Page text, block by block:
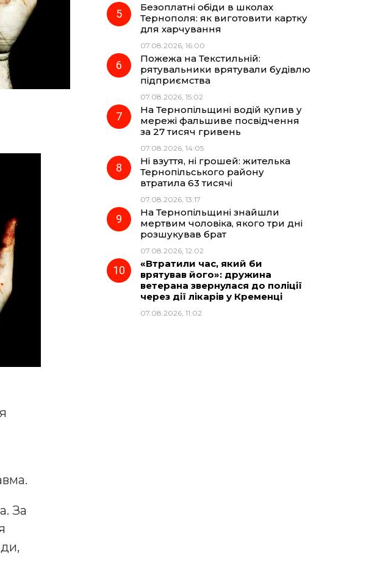
За
Безоплатні обіди в школах
Тернополя: як виготовити картку
для харчування
07.08.2026, 16:00
Пожежа на Текстильній:
рятувальники врятували будівлю
підприємства
07.08.2026, 15:02
На Тернопільщині водій купив у
мережі фальшиве посвідчення
за 27 тисяч гривень
07.08.2026, 14:05
Ні взуття, ні грошей: жителька
Тернопільського району
втратила 63 тисячі
07.08.2026, 13:17
На Тернопільщині знайшли
мертвим чоловіка, якого три дні
розшукував брат
07.08.2026, 12:02
«Втратили час, який би
врятував його»: дружина
ветерана звернулася до поліції
через дії лікарів у Кременці
07.08.2026, 11:02